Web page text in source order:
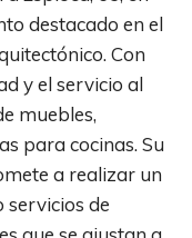
destacado en el
Con
y el servicio al
muebles,
para cocinas. Su
a realizar un
de